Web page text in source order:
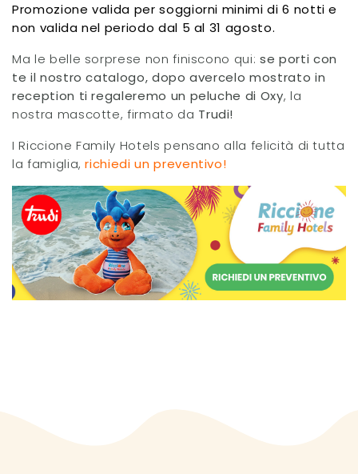
Promozione valida per soggiorni minimi di 6 notti e
non valida nel periodo dal 5 al 31 agosto.
Ma le belle sorprese non finiscono qui: se porti con
te il nostro catalogo, dopo avercelo mostrato in
reception ti regaleremo un peluche di Oxy, la
nostra mascotte, firmato da Trudi!
I Riccione Family Hotels pensano alla felicità di tutta
la famiglia,richiedi un preventivo!